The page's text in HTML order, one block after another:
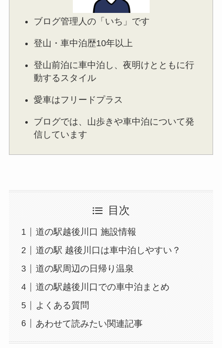
ブログ管理人の「いち」です
登山・車中泊歴10年以上
登山前泊に車中泊し、夜明けとともに行
動するスタイル
愛車はフリードプラス
ブログでは、山歩きや車中泊について発
信しています
目次
道の駅越後川口 施設情報
道の駅 越後川口は車中泊しやすい？
道の駅周辺の日帰り温泉
道の駅越後川口での車中泊まとめ
よくある質問
あわせて読みたい関連記事